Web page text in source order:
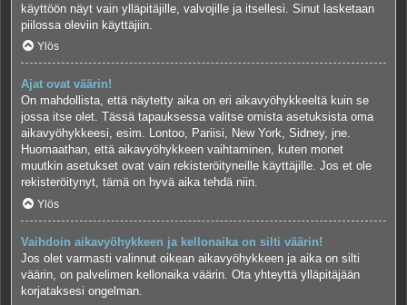
käyttöön näyt vain ylläpitäjille, valvojille ja itsellesi. Sinut lasketaan
piilossa oleviin käyttäjiin.
Ylös
Ajat ovat väärin!
On mahdollista, että näytetty aika on eri aikavyöhykkeeltä kuin se
jossa itse olet. Tässä tapauksessa valitse omista asetuksista oma
aikavyöhykkeesi, esim. Lontoo, Pariisi, New York, Sidney, jne.
Huomaathan, että aikavyöhykkeen vaihtaminen, kuten monet
muutkin asetukset ovat vain rekisteröityneille käyttäjille. Jos et ole
rekisteröitynyt, tämä on hyvä aika tehdä niin.
Ylös
Vaihdoin aikavyöhykkeen ja kellonaika on silti väärin!
Jos olet varmasti valinnut oikean aikavyöhykkeen ja aika on silti
väärin, on palvelimen kellonaika väärin. Ota yhteyttä ylläpitäjään
korjataksesi ongelman.